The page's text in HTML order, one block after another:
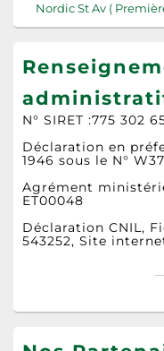
Nordic St Av (
N° SIRET :775 302
Déclaration en
1946 sous le N°
Agrément
ET00048
Déclaration CNIL,
543252, Site